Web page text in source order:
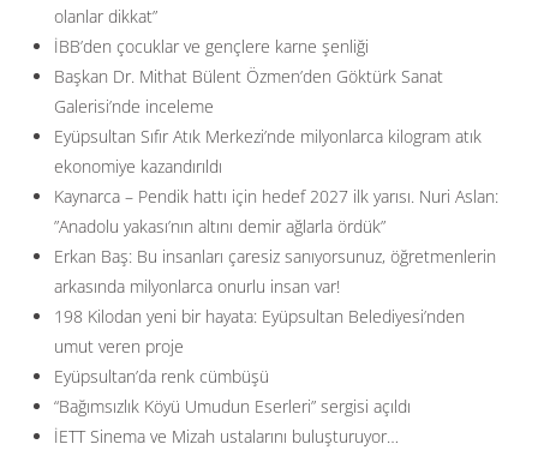
olanlar dikkat”
İBB’den çocuklar ve gençlere karne şenliği
Başkan Dr. Mithat Bülent Özmen’den Göktürk Sanat
Galerisi’nde inceleme
Eyüpsultan Sıfır Atık Merkezi’nde milyonlarca kilogram atık
ekonomiye kazandırıldı
Kaynarca – Pendik hattı için hedef 2027 ilk yarısı. Nuri Aslan:
”Anadolu yakası’nın altını demir ağlarla ördük”
Erkan Baş: Bu insanları çaresiz sanıyorsunuz, öğretmenlerin
arkasında milyonlarca onurlu insan var!
198 Kilodan yeni bir hayata: Eyüpsultan Belediyesi’nden
umut veren proje
Eyüpsultan’da renk cümbüşü
“Bağımsızlık Köyü Umudun Eserleri” sergisi açıldı
İETT Sinema ve Mizah ustalarını buluşturuyor…